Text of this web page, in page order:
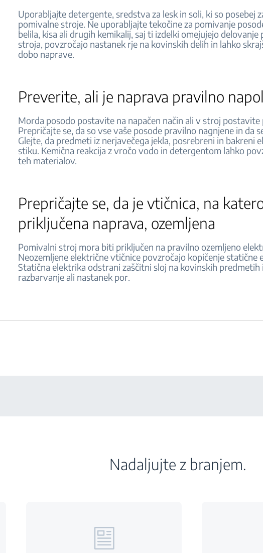
Uporabljajte detergente, sredstva za lesk in soli, ki so posebej
pomivalne stroje. Ne uporabljajte tekočine za pomivanje
belila, kisa ali drugih kemikalij, saj ti izdelki omejujejo delovanje
stroja, povzročajo nastanek rje na kovinskih delih in lahko
dobo naprave.
Preverite, ali je naprava pravilno
Morda posodo postavite na napačen način ali v stroj postavite
Prepričajte se, da so vse vaše posode pravilno nagnjene in da
Glejte, da predmeti iz nerjavečega jekla, posrebreni in bakreni
stiku. Kemična reakcija z vročo vodo in detergentom lahko
teh materialov.
Prepričajte se, da je vtičnica, na
priključena naprava, ozemljena
Pomivalni stroj mora biti priključen na pravilno ozemljeno
Neozemljene električne vtičnice povzročajo kopičenje statične
Statična elektrika odstrani zaščitni sloj na kovinskih predmetih
razbarvanje ali nastanek por.
Nadaljujte z branjem.